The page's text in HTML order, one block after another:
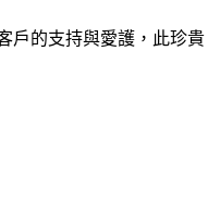
的支持與愛護，此珍